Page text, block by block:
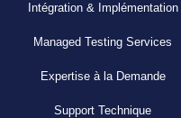
Intégration & Implémentation
Managed Testing Services
Expertise à la Demande
Support Technique